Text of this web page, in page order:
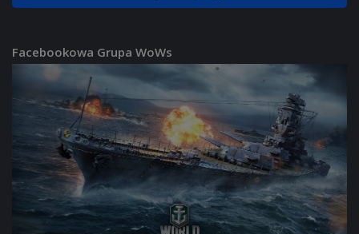
Facebookowa Grupa WoWs